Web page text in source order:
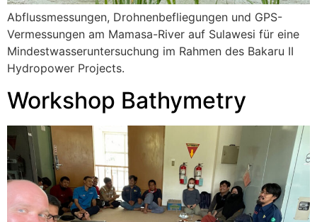
Abflussmessungen, Drohnenbefliegungen und GPS-
Vermessungen am Mamasa-River auf Sulawesi für eine
Mindestwasseruntersuchung im Rahmen des Bakaru II
Hydropower Projects.
Workshop Bathymetry